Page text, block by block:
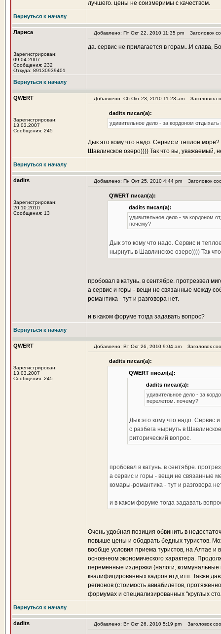
лучшего. цены не соизмеримы с качеством.
Вернуться к началу
Лариса
Зарегистрирован:
09.04.2007
Сообщения: 232
Откуда: 89130939401
Добавлено: Пт Окт 22, 2010 11:35 pm Заголовок
да. сервис не прилагается в горам...И слава,
Вернуться к началу
QWERT
Зарегистрирован:
13.03.2007
Сообщения: 245
Добавлено: Сб Окт 23, 2010 11:23 am Заголовок
dadits писал(а):
удивительное дело - за кордоном
Дык это кому что надо. Сервис и теплое
Шавлинское озеро)))) Так что вы, уважаемый,
Вернуться к началу
dadits
Зарегистрирован:
20.10.2010
Сообщения: 13
Добавлено: Пн Окт 25, 2010 4:44 pm Заголовок
QWERT писал(а):
dadits писал(а):
удивительное дело - за кордоном
почему?
Дык это кому что надо. Сервис и
нырнуть в Шавлинское озеро)))) Так
пробовал в катунь. в сентябре. протрезвел
а сервис и горы - вещи не связанные между
романтика - тут и разговора нет.
и в каком форуме тогда задавать вопрос?
Вернуться к началу
QWERT
Зарегистрирован:
13.03.2007
Сообщения: 245
Добавлено: Вт Окт 26, 2010 9:04 am Заголовок
dadits писал(а):
QWERT писал(а):
dadits писал(а):
удивительное дело - за
перелетом. почему?
Дык это кому что надо. Сервис
с разбега нырнуть в
риторический вопрос.
пробовал в катунь. в сентябре.
а сервис и горы - вещи не связанные
комары-романтика - тут и разговора
и в каком форуме тогда задавать
Очень удобная позиция обвинить в
повыше цены и ободрать бедных туристов.
вообще условия приема туристов, на Алтае и
основнеом экономического характера.
переменные издержки (налоги,
квалифицированных кадров итд итп. Также
регионов (стоимость авиабилетов,
формумах и специализированных "круглых
Вернуться к началу
dadits Добавлено: Вт Окт 26, 2010 5:19 pm Заголовок